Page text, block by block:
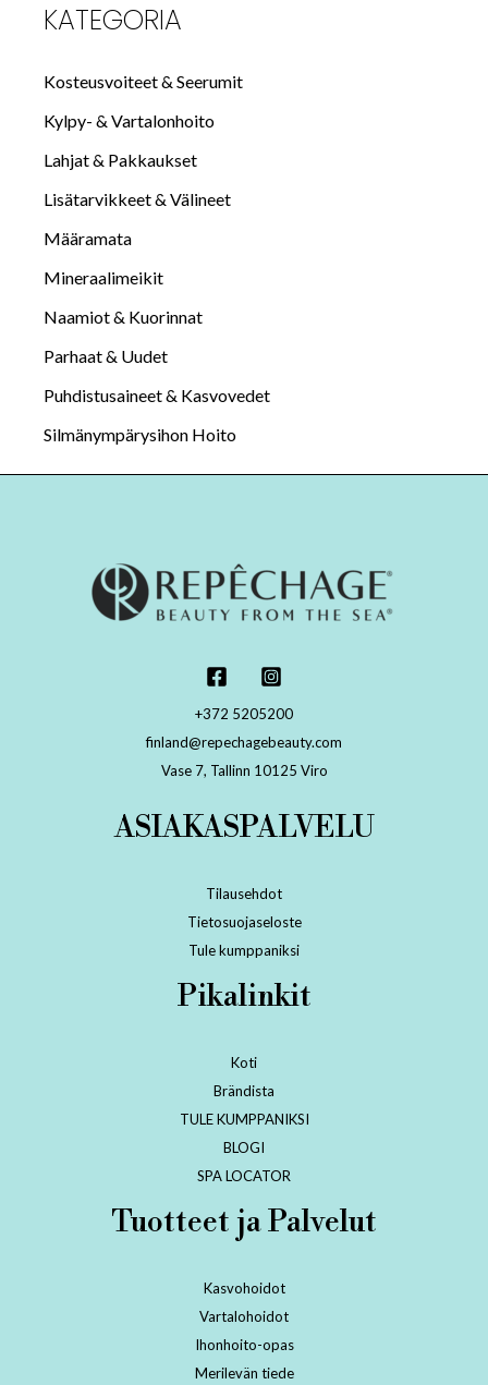
KATEGORIA
Kosteusvoiteet & Seerumit
Kylpy- & Vartalonhoito
Lahjat & Pakkaukset
Lisätarvikkeet & Välineet
Määramata
Mineraalimeikit
Naamiot & Kuorinnat
Parhaat & Uudet
Puhdistusaineet & Kasvovedet
Silmänympärysihon Hoito
+372 5205200
finland@repechagebeauty.com
Vase 7, Tallinn 10125 Viro
ASIAKASPALVELU
Tilausehdot
Tietosuojaseloste
Tule kumppaniksi
Pikalinkit
Koti
Brändista
TULE KUMPPANIKSI
BLOGI
SPA LOCATOR
Tuotteet ja Palvelut
Kasvohoidot
Vartalohoidot
Ihonhoito-opas
Merilevän tiede